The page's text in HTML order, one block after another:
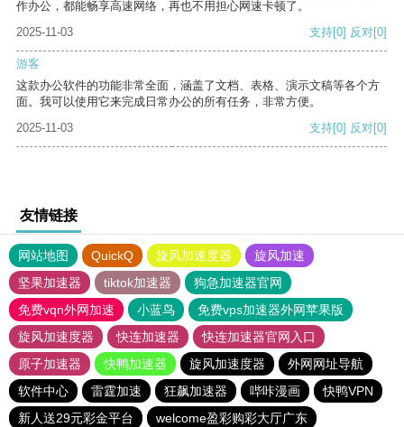
作办公，都能畅享高速网络，再也不用担心网速卡顿了。
2025-11-03
支持[0] 反对[0]
游客
这款办公软件的功能非常全面，涵盖了文档、表格、演示文稿等各个方
面。我可以使用它来完成日常办公的所有任务，非常方便。
2025-11-03
支持[0] 反对[0]
友情链接
网站地图 QuickQ 旋风加速度器
旋风加速
坚果加速器
tiktok加速器
狗急加速器官网
免费vqn外网加速
小蓝鸟
免费vps加速器外网苹果版
旋风加速度器
快连加速器
快连加速器官网入口
原子加速器
快鸭加速器 旋风加速度器
外网网址导航
软件中心
雷霆加速 狂飙加速器 哔咔漫画
快鸭VPN
新人送29元彩金平台
welcome盈彩购彩大厅广东